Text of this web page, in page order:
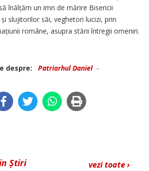
înălțăm un imn de mărire Bisericii
slujitorilor săi, veghetori lucizi, prin
române, asupra stării întregii omeniri.
despre: Patriarhul Daniel-
vezi toate ›
Știri